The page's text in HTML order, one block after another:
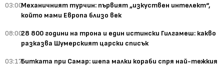
03:00Механичният турчин: първият „изкуствен интелект“,
който мами Европа близо век
08:0028 800 години на трона и един истински Гилгамеш: какво
разказва Шумерският царски списък
03:17Битката при Самар: шепа малки кораби спря най-тежкия